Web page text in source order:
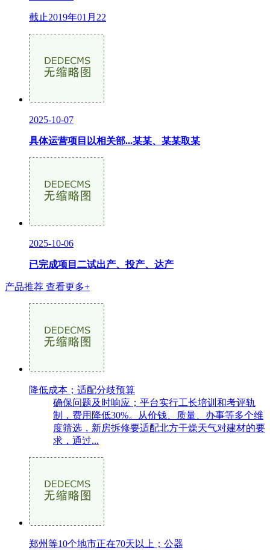
截止2019年01月22
2025-10-07
具体运营项目以相关部...某某、某某取某
2025-10-06
已完成项目二试出产、投产、达产
产品推荐 查看更多+
降低成本；适配分歧预算
确保问题及时响应；平台实行工长培训和考评轨
制，费用降低30%。从价钱、质量、办事等多个维
度筛选，新房拆修要适配北方干燥天气对建材的要
求，通过...
郑州等10个地市正在70天以上；公器